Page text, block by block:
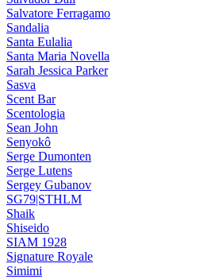
Salvatore Ferragamo
Sandalia
Santa Eulalia
Santa Maria Novella
Sarah Jessica Parker
Sasva
Scent Bar
Scentologia
Sean John
Senyokô
Serge Dumonten
Serge Lutens
Sergey Gubanov
SG79|STHLM
Shaik
Shiseido
SIAM 1928
Signature Royale
Simimi